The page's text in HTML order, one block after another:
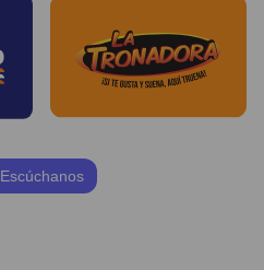
Escúchanos